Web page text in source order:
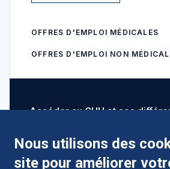
OFFRES D'EMPLOI MÉDICALES
OFFRES D'EMPLOI NON
Accéder au CHU et ses
Nous utilisons des
site pour améliorer